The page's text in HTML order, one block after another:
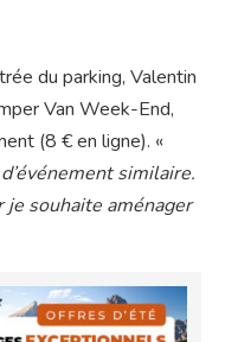
du parking, Valentin
Van Week-End,
(8 € en ligne). «
similaire.
souhaite aménager